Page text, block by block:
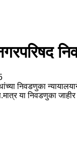
निवडणुका
या निवडणुका